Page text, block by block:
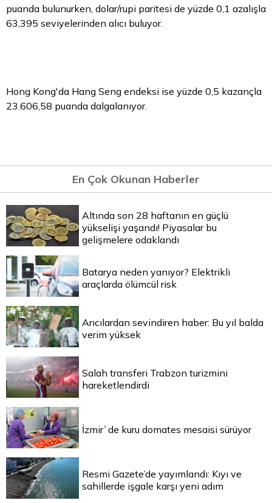
puanda bulunurken, dolar/rupi paritesi de yüzde 0,1 azalışla
63,395 seviyelerinden alıcı buluyor.
Hong Kong'da Hang Seng endeksi ise yüzde 0,5 kazançla
23.606,58 puanda dalgalanıyor.
En Çok Okunan Haberler
Altında son 28 haftanın en güçlü
yükselişi yaşandı! Piyasalar bu
gelişmelere odaklandı
Batarya neden yanıyor? Elektrikli
araçlarda ölümcül risk
Arıcılardan sevindiren haber: Bu yıl balda
verim yüksek
Salah transferi Trabzon turizmini
hareketlendirdi
İzmir`de kuru domates mesaisi sürüyor
Resmi Gazete’de yayımlandı: Kıyı ve
sahillerde işgale karşı yeni adım